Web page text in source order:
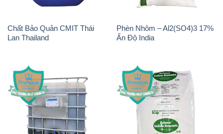
Chất tạo bọt Las P Tico Tank
IBC Bồn Việt Nam
Sodium Benzoate – Mốc Bột
Kalama Food Grade Mỹ Usa